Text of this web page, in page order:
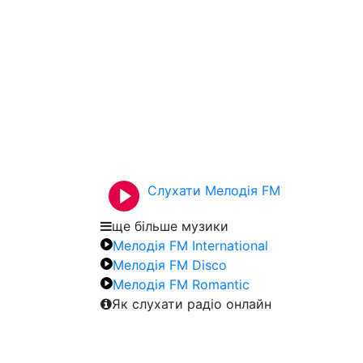
Слухати Мелодія FM
ще більше музики
Мелодія FM International
Мелодія FM Disco
Мелодія FM Romantic
Як слухати радіо онлайн